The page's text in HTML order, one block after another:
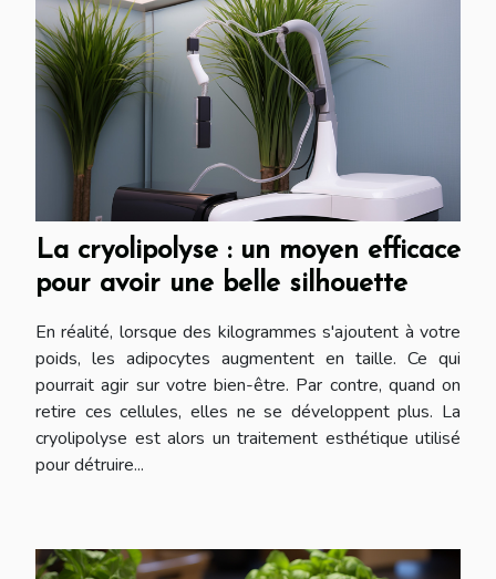
La cryolipolyse : un moyen efficace
pour avoir une belle silhouette
En réalité, lorsque des kilogrammes s'ajoutent à votre
poids, les adipocytes augmentent en taille. Ce qui
pourrait agir sur votre bien-être. Par contre, quand on
retire ces cellules, elles ne se développent plus. La
cryolipolyse est alors un traitement esthétique utilisé
pour détruire...